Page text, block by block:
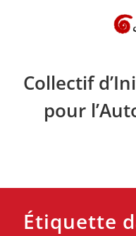
Collectif
pour
Étiquette